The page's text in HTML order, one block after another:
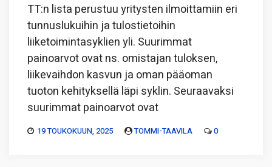
TT:n lista perustuu yritysten ilmoittamiin eri
tunnuslukuihin ja tulostietoihin
liiketoimintasyklien yli. Suurimmat
painoarvot ovat ns. omistajan tuloksen,
liikevaihdon kasvun ja oman pääoman
tuoton kehityksellä läpi syklin. Seuraavaksi
suurimmat painoarvot ovat
19 TOUKOKUUN, 2025 TOMMI-TAAVILA 0